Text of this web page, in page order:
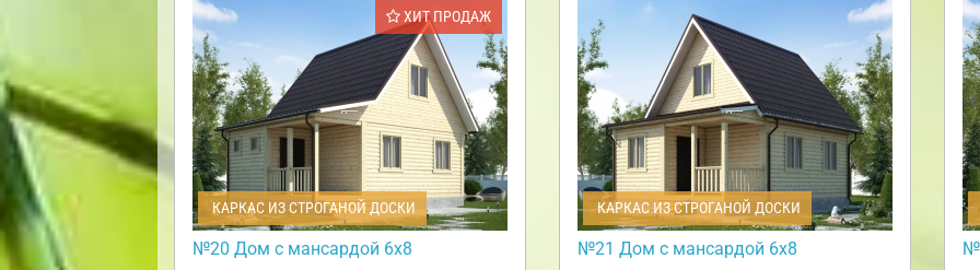
ХИТ ПРОДАЖ
КАРКАС ИЗ СТРОГАНОЙ ДОСКИ
№20 Дом с мансардой 6х8
КАРКАС ИЗ СТРОГАНОЙ ДОСКИ
№21 Дом с мансардой 6х8